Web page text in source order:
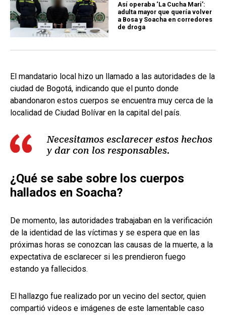
Así operaba ‘La Cucha Mari’:
adulta mayor que quería volver
a Bosa y Soacha en corredores
de droga
El mandatario local hizo un llamado a las autoridades de la
ciudad de Bogotá, indicando que el punto donde
abandonaron estos cuerpos se encuentra muy cerca de la
localidad de Ciudad Bolívar en la capital del país.
Necesitamos esclarecer estos hechos
y dar con los responsables.
¿Qué se sabe sobre los cuerpos
hallados en Soacha?
De momento, las autoridades trabajaban en la verificación
de la identidad de las víctimas y se espera que en las
próximas horas se conozcan las causas de la muerte, a la
expectativa de esclarecer si les prendieron fuego
estando ya fallecidos.
El hallazgo fue realizado por un vecino del sector, quien
compartió videos e imágenes de este lamentable caso